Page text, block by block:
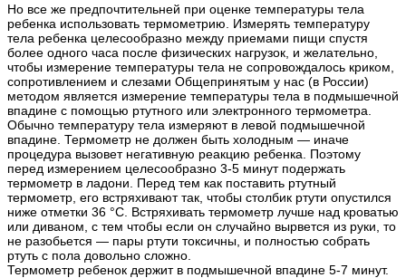
Но все же предпочтительней при оценке температуры тела
ребенка использовать термометрию. Измерять температуру
тела ребенка целесообразно между приемами пищи спустя
более одного часа после физических нагрузок, и желательно,
чтобы измерение температуры тела не сопровождалось криком,
сопротивлением и слезами Общепринятым у нас (в России)
методом является измерение температуры тела в подмышечной
впадине с помощью ртутного или электронного термометра.
Обычно температуру тела измеряют в левой подмышечной
впадине. Термометр не должен быть холодным — иначе
процедура вызовет негативную реакцию ребенка. Поэтому
перед измерением целесообразно 3-5 минут подержать
термометр в ладони. Перед тем как поставить ртутный
термометр, его встряхивают так, чтобы столбик ртути опустился
ниже отметки 36 °С. Встряхивать термометр лучше над кроватью
или диваном, с тем чтобы если он случайно вырвется из руки, то
не разобьется — пары ртути токсичны, и полностью собрать
ртуть с пола довольно сложно.
Термометр ребенок держит в подмышечной впадине 5-7 минут.